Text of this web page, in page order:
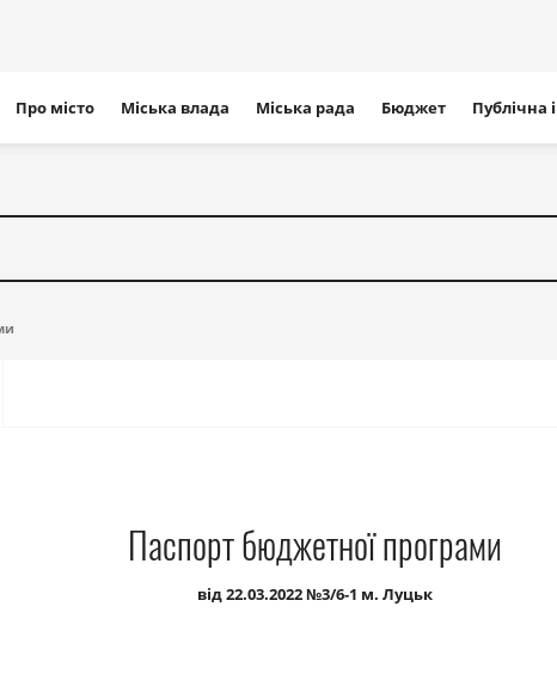
сайту
Про місто Міська влада Міська рада Бюджет Публічна
Паспорт бюджетної програми
від 22.03.2022 №3/6-1 м. Луцьк